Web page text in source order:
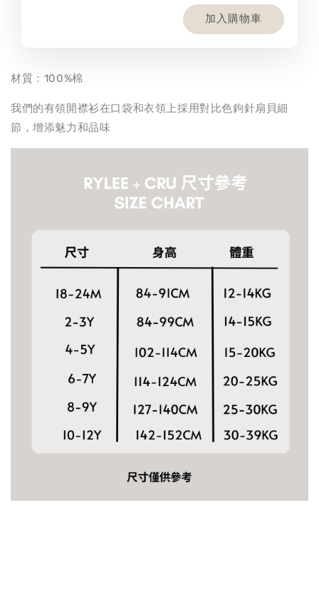
加入購物車
材質：100%棉
我們的有領開襟衫在口袋和衣領上採用對比色鉤針扇貝細
節，增添魅力和品味